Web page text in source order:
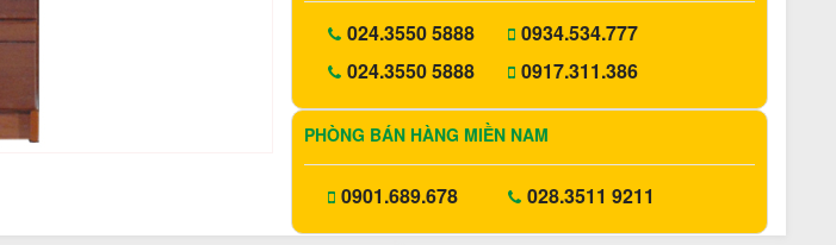
024.3550 5888
024.3550 5888
0934.534.777
0917.311.386
PHÒNG BÁN HÀNG MIỀN NAM
0901.689.678 028.3511 9211